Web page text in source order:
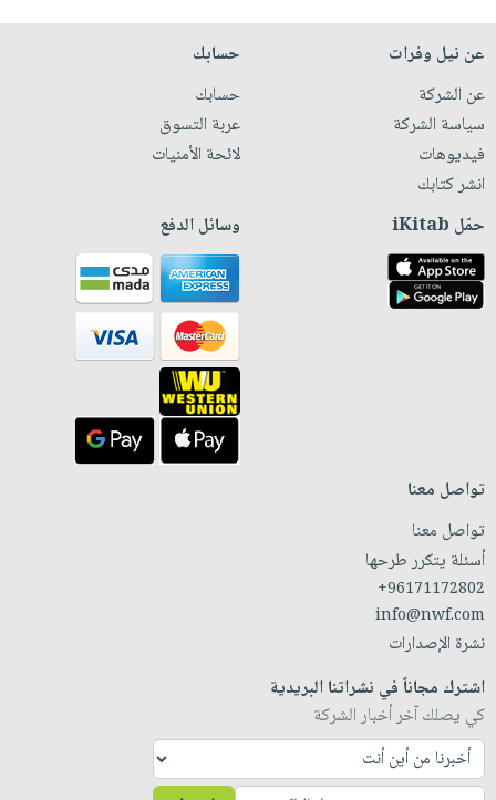
عن نيل وفرات
عن الشركة
سياسة الشركة
فيديوهات
انشر كتابك
حسابك
حسابك
عربة التسوق
لائحة الأمنيات
حمّل iKitab وسائل الدفع
تواصل معنا
تواصل معنا
أسئلة يتكرر طرحها
+96171172802
info@nwf.com
نشرة الإصدارات
اشترك مجاناً في نشراتنا البريدية
كي يصلك آخر أخبار الشركة